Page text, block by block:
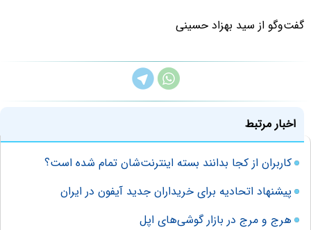
گفت‌وگو از سید بهزاد حسینی
اخبار مرتبط
کاربران از کجا بدانند بسته اینترنت‌شان تمام شده است؟
پیشنهاد اتحادیه برای خریداران جدید آیفون در ایران
هرج و مرج در بازار گوشی‌های اپل